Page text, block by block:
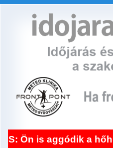
aggódik a hőhullám